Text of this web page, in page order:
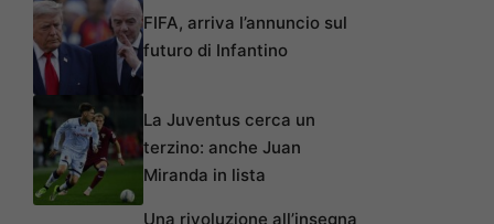
FIFA, arriva l’annuncio sul
futuro di Infantino
La Juventus cerca un
terzino: anche Juan
Miranda in lista
Una rivoluzione all’insegna